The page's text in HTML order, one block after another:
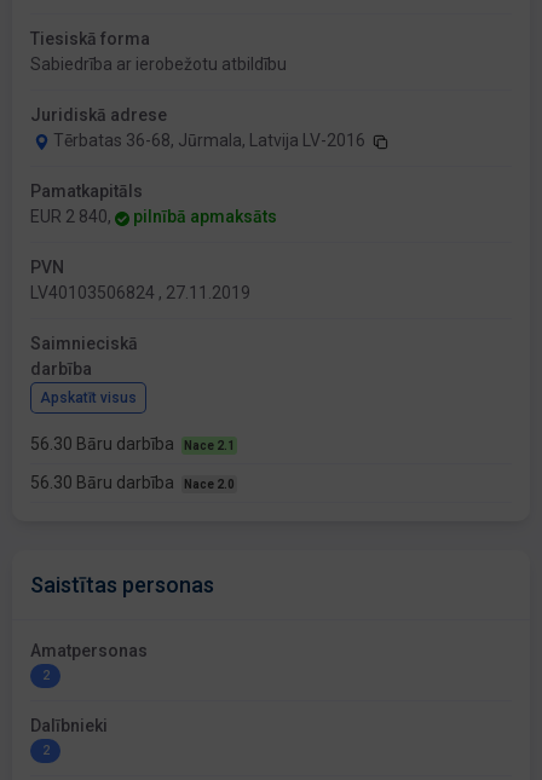
Tiesiskā forma
Sabiedrība ar ierobežotu atbildību
Juridiskā adrese
Tērbatas 36-68, Jūrmala, Latvija LV-2016
Pamatkapitāls
EUR 2 840,
pilnībā apmaksāts
PVN
LV40103506824 , 27.11.2019
Saimnieciskā
darbība
Apskatīt visus
56.30 Bāru darbība Nace 2.1
56.30 Bāru darbība Nace 2.0
Saistītas personas
Amatpersonas
2
Dalībnieki
2